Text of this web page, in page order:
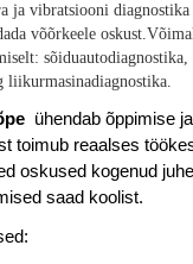
ja vibratsiooni
võõrkeele oskust.
liikurmasinadiagnostika.
ühendab õppimise
toimub reaalses
oskused kogenud
saad koolist.